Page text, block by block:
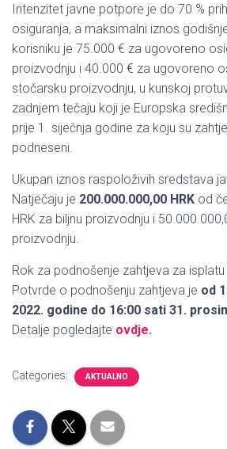
Intenzitet javne potpore je do 70 %
osiguranja, a maksimalni iznos
korisniku je 75.000 € za ugovoreno
proizvodnju i 40.000 € za ugovoreno
stočarsku proizvodnju, u kunskoj
zadnjem tečaju koji je Europska
prije 1. siječnja godine za koju su
podneseni.
Ukupan iznos raspoloživih sredstava
Natječaju je 200.000.000,00 HRK od
HRK za biljnu proizvodnju i
proizvodnju.
Rok za podnošenje zahtjeva za
Potvrde o podnošenju zahtjeva je od
2022. godine do 16:00 sati 31.
Detalje pogledajte ovdje.
Categories: AKTUALNO